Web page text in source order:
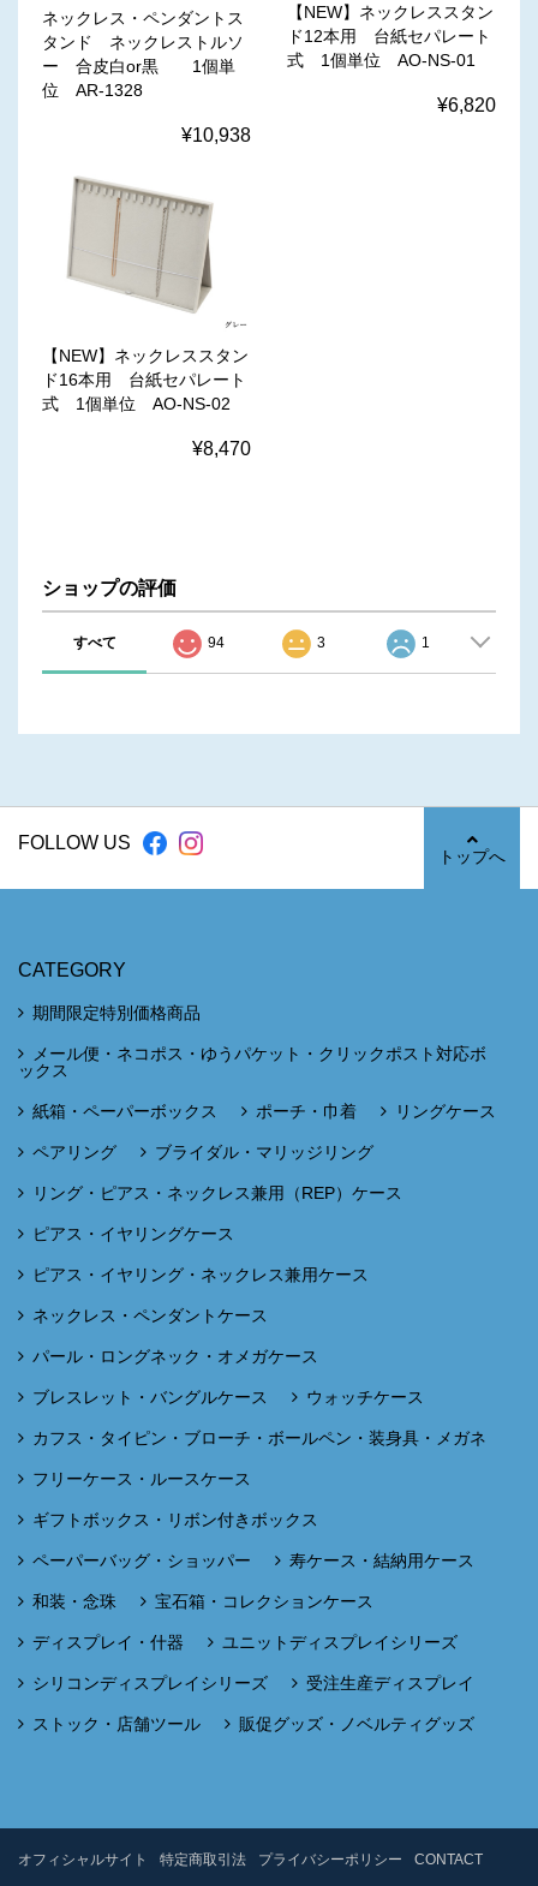
ネックレス・ペンダントス
タンド ネックレストルソ
ー 合皮白or黒 1個単
位 AR-1328
¥10,938
【NEW】ネックレススタン
ド12本用 台紙セパレート
式 1個単位 AO-NS-01
¥6,820
【NEW】ネックレススタン
ド16本用 台紙セパレート
式 1個単位 AO-NS-02
¥8,470
ショップの評価
すべて 94 3 1
FOLLOW US
トップへ
CATEGORY
期間限定特別価格商品
メール便・ネコポス・ゆうパケット・クリックポスト対応ボ
ックス
紙箱・ペーパーボックス ポーチ・巾着 リングケース
ペアリング ブライダル・マリッジリング
リング・ピアス・ネックレス兼用（REP）ケース
ピアス・イヤリングケース
ピアス・イヤリング・ネックレス兼用ケース
ネックレス・ペンダントケース
パール・ロングネック・オメガケース
ブレスレット・バングルケース ウォッチケース
カフス・タイピン・ブローチ・ボールペン・装身具・メガネ
フリーケース・ルースケース
ギフトボックス・リボン付きボックス
ペーパーバッグ・ショッパー 寿ケース・結納用ケース
和装・念珠 宝石箱・コレクションケース
ディスプレイ・什器 ユニットディスプレイシリーズ
シリコンディスプレイシリーズ 受注生産ディスプレイ
ストック・店舗ツール 販促グッズ・ノベルティグッズ
オフィシャルサイト 特定商取引法 プライバシーポリシー CONTACT